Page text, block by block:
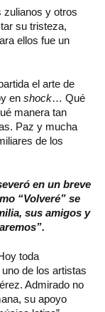
zulianos y otros
su tristeza,
ellos fue un
el arte de
en shock… Qué
manera tan
Paz y mucha
de los
en un breve
“Volveré” se
sus amigos y
toda
de los artistas
Admirado no
su apoyo